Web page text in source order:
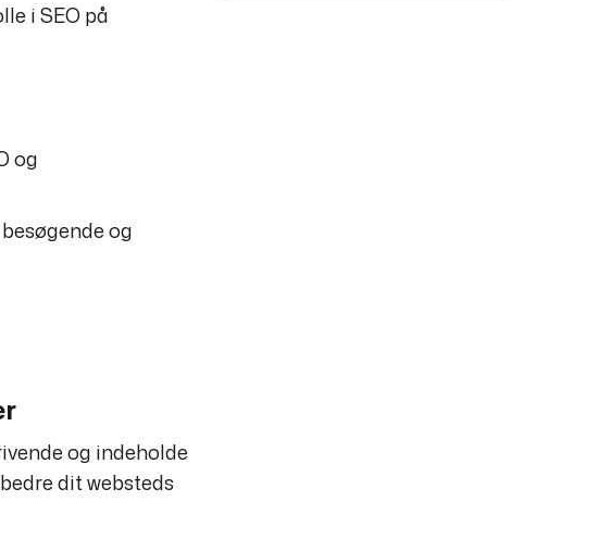
i SEO på
og
og
og indeholde
dit websteds